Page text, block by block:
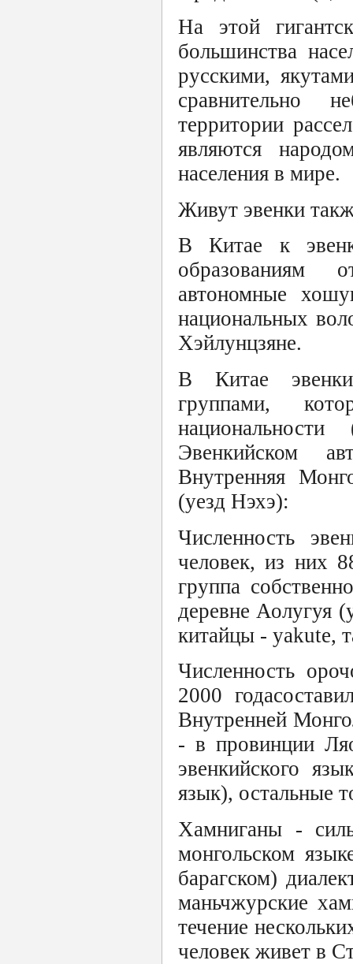
На этой
большинства
русскими,
сравнительно
территории
являются
населения в мире.
Живут эвенки
В Китае к
образованиям
автономные
национальных
Хэйлунцзяне.
В Китае эвенки
группами,
Эвенкийском
Внутренняя
(уезд Нэхэ):
Численность
человек, из них
группа
деревне Аолугуя
китайцы - yakute,
Численность
2000
Внутренней
- в провинции
эвенкийского
язык), остальные
Хамниганы -
монгольском
барагском)
маньчжурские
течение
человек живет в